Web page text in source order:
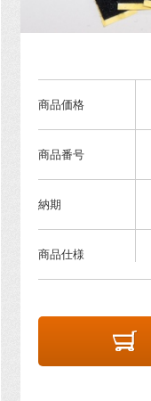
商品価格
商品番号
納期
商品仕様